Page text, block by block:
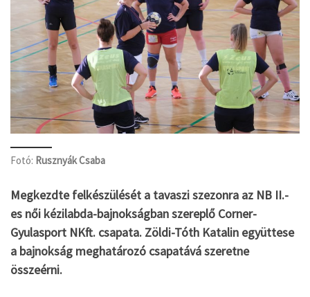
Fotó: Rusznyák Csaba
Megkezdte felkészülését a tavaszi szezonra az NB II.-
es női kézilabda-bajnokságban szereplő Corner-
Gyulasport NKft. csapata. Zöldi-Tóth Katalin együttese
a bajnokság meghatározó csapatává szeretne
összeérni.